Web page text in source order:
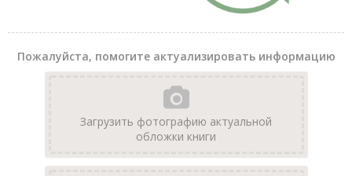
Пожалуйста, помогите актуализировать информацию
Загрузить фотографию актуальной
обложки книги